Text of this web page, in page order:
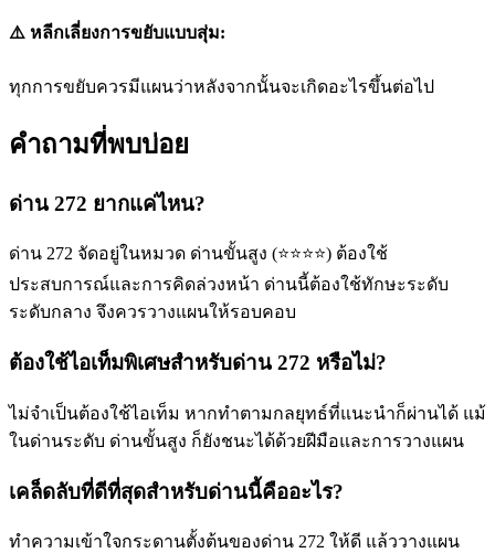
⚠️ หลีกเลี่ยงการขยับแบบสุ่ม:
ทุกการขยับควรมีแผนว่าหลังจากนั้นจะเกิดอะไรขึ้นต่อไป
คำถามที่พบบ่อย
ด่าน 272 ยากแค่ไหน?
ด่าน 272 จัดอยู่ในหมวด ด่านขั้นสูง (⭐⭐⭐⭐) ต้องใช้
ประสบการณ์และการคิดล่วงหน้า ด่านนี้ต้องใช้ทักษะระดับ
ระดับกลาง จึงควรวางแผนให้รอบคอบ
ต้องใช้ไอเท็มพิเศษสำหรับด่าน 272 หรือไม่?
ไม่จำเป็นต้องใช้ไอเท็ม หากทำตามกลยุทธ์ที่แนะนำก็ผ่านได้ แม้
ในด่านระดับ ด่านขั้นสูง ก็ยังชนะได้ด้วยฝีมือและการวางแผน
เคล็ดลับที่ดีที่สุดสำหรับด่านนี้คืออะไร?
ทำความเข้าใจกระดานตั้งต้นของด่าน 272 ให้ดี แล้ววางแผน